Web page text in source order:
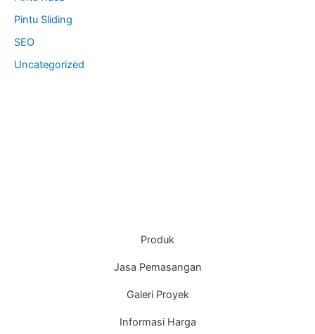
Pintu Sliding
SEO
Uncategorized
Produk
Jasa Pemasangan
Galeri Proyek
Informasi Harga